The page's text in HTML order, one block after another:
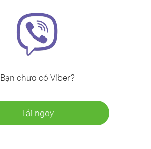
Bạn chưa có Viber?
Tải ngay